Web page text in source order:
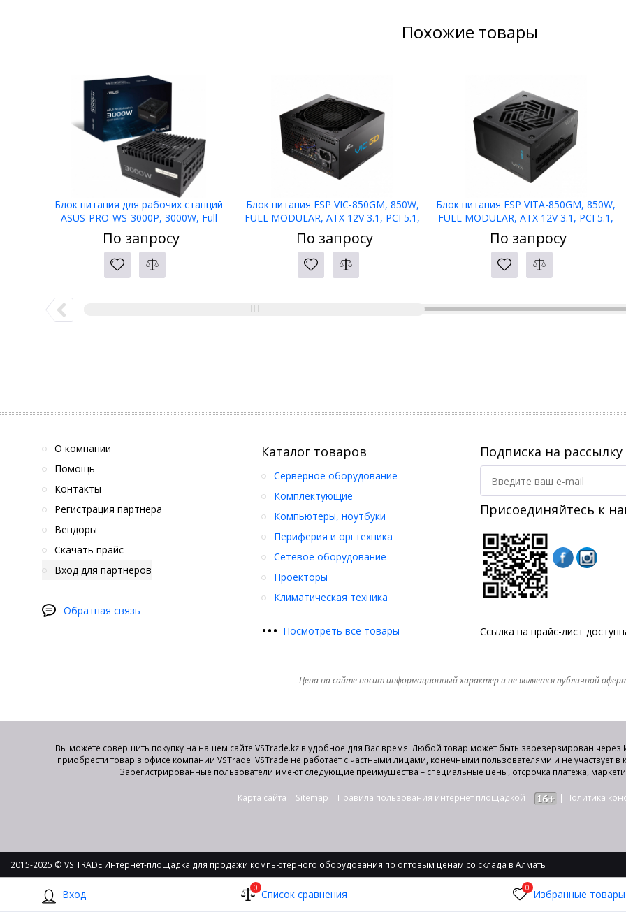
Вход 0 Список сравнения 0 Избранные товары
Похожие товары
Блок питания для рабочих станций
ASUS-PRO-WS-3000P, 3000W, Full
Modular, 80+ PLATINUM, BOX
По запросу
Блок питания FSP VIC-850GM, 850W,
FULL MODULAR, ATX 12V 3.1, PCI 5.1,
APFC, 80 PLUS GOLD, Reatil
По запросу
Блок питания FSP VITA-850GM, 850W,
FULL MODULAR, ATX 12V 3.1, PCI 5.1,
APFC, 80 PLUS GOLD, Reatil
По запросу
О компании
Помощь
Контакты
Регистрация партнера
Вендоры
Скачать прайс
Вход для партнеров
Обратная связь
Каталог товаров
Серверное оборудование
Комплектующие
Компьютеры, ноутбуки
Периферия и оргтехника
Сетевое оборудование
Проекторы
Климатическая техника
••• Посмотреть все товары
Подписка на рассылку
Присоединяйтесь к
Ссылка на прайс-лист
Цена на сайте носит информационный характер и не является публичной
Вы можете совершить покупку на нашем сайте VSTrade.kz в удобное для Вас время. Любой товар может быть зарезервирован через
приобрести товар в офисе компании VSTrade. VSTrade не работает с частными лицами, конечными пользователями и не участвует
Зарегистрированные пользователи имеют следующие преимущества – специальные цены, отсрочка платежа,
Карта сайта | Sitemap | Правила пользования интернет площадкой | | Политика
2015-2025 © VS TRADE Интернет-площадка для продажи компьютерного оборудования по оптовым ценам со склада в Алматы.